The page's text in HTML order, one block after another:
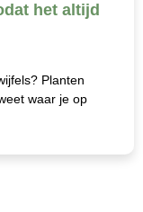
het altijd
Planten
waar je op